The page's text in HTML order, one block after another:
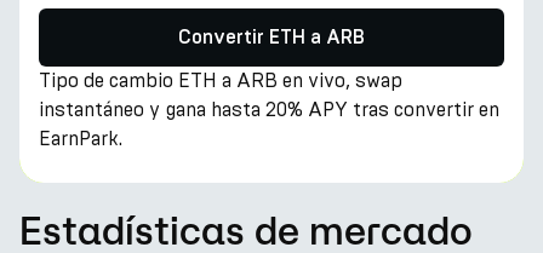
Convertir ETH a ARB
Tipo de cambio ETH a ARB en vivo, swap
instantáneo y gana hasta 20% APY tras convertir en
EarnPark.
Estadísticas de mercado